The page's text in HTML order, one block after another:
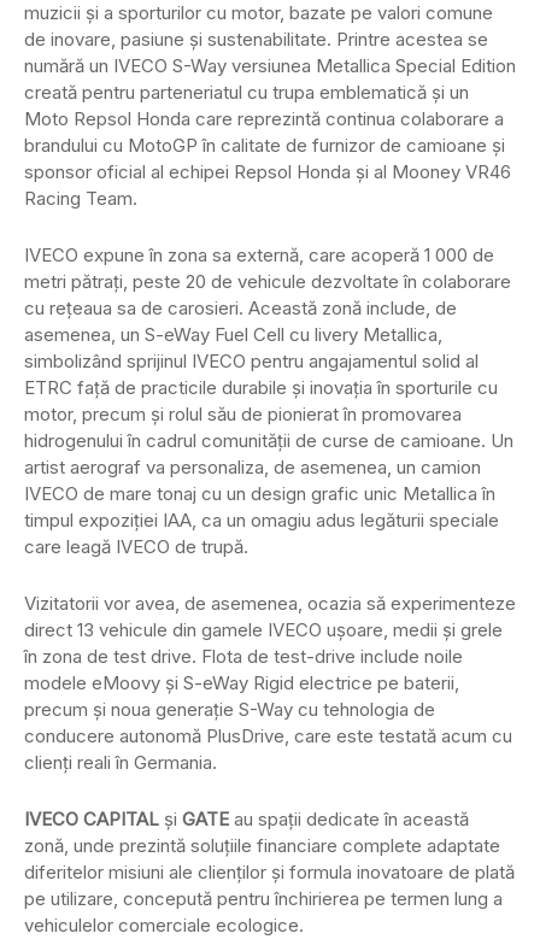
muzicii și a sporturilor cu motor, bazate pe valori comune
de inovare, pasiune și sustenabilitate. Printre acestea se
numără un IVECO S-Way versiunea Metallica Special Edition
creată pentru parteneriatul cu trupa emblematică și un
Moto Repsol Honda care reprezintă continua colaborare a
brandului cu MotoGP în calitate de furnizor de camioane și
sponsor oficial al echipei Repsol Honda și al Mooney VR46
Racing Team.
IVECO expune în zona sa externă, care acoperă 1 000 de
metri pătrați, peste 20 de vehicule dezvoltate în colaborare
cu rețeaua sa de carosieri. Această zonă include, de
asemenea, un S-eWay Fuel Cell cu livery Metallica,
simbolizând sprijinul IVECO pentru angajamentul solid al
ETRC față de practicile durabile și inovația în sporturile cu
motor, precum și rolul său de pionierat în promovarea
hidrogenului în cadrul comunității de curse de camioane. Un
artist aerograf va personaliza, de asemenea, un camion
IVECO de mare tonaj cu un design grafic unic Metallica în
timpul expoziției IAA, ca un omagiu adus legăturii speciale
care leagă IVECO de trupă.
Vizitatorii vor avea, de asemenea, ocazia să experimenteze
direct 13 vehicule din gamele IVECO ușoare, medii și grele
în zona de test drive. Flota de test-drive include noile
modele eMoovy și S-eWay Rigid electrice pe baterii,
precum și noua generație S-Way cu tehnologia de
conducere autonomă PlusDrive, care este testată acum cu
clienți reali în Germania.
IVECO CAPITAL și GATE au spații dedicate în această
zonă, unde prezintă soluțiile financiare complete adaptate
diferitelor misiuni ale clienților și formula inovatoare de plată
pe utilizare, concepută pentru închirierea pe termen lung a
vehiculelor comerciale ecologice.